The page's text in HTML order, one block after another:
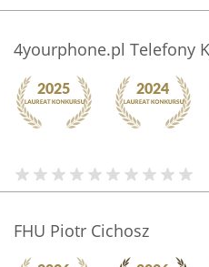
4yourphone.pl Telefony
FHU Piotr Cichosz